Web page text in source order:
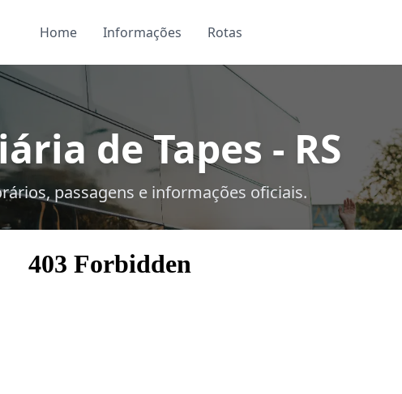
Home Informações Rotas
de Tapes - RS
passagens e informações oficiais.